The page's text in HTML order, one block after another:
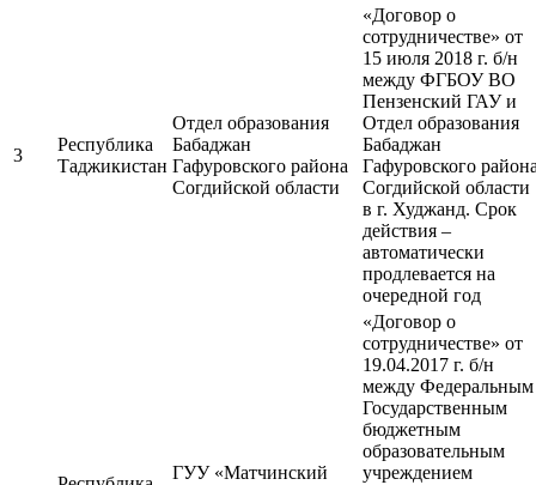
3
Республика
Таджикистан
Отдел образования
Бабаджан
Гафуровского района
Согдийской области
«Договор о
сотрудничестве» от
15 июля 2018 г. б/н
между ФГБОУ ВО
Пензенский ГАУ и
Отдел образования
Бабаджан
Гафуровского
Согдийской области
в г. Худжанд. Срок
действия –
автоматически
продлевается на
очередной год
ГУУ «Матчинский
«Договор о
сотрудничестве» от
19.04.2017 г. б/н
между Федеральным
Государственным
бюджетным
образовательным
учреждением